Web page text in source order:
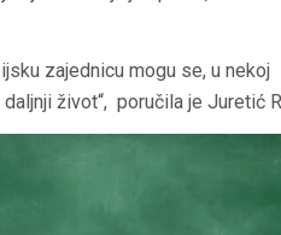
zajednicu mogu se, u
život“, poručila je Juretić